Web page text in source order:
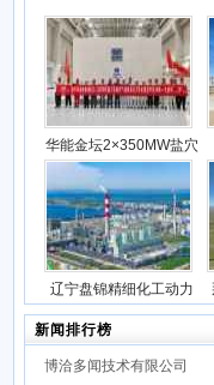
华能金坛2×350MW盐穴
压缩空气储能发电项目2
号机组透平机冲转一次
成功
辽宁盘锦精细化工动力
站项目5台锅炉全部点火
成功
新闻排行榜
博洽多闻技术有限公司